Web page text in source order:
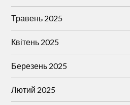
Травень 2025
Квітень 2025
Березень 2025
Лютий 2025